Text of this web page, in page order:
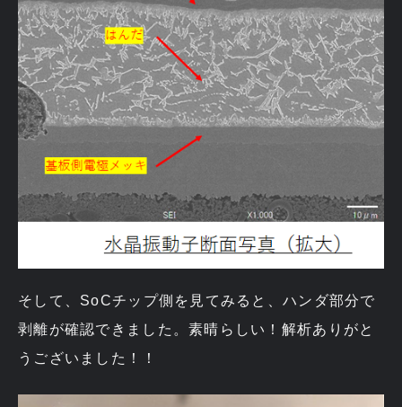
そして、SoCチップ側を見てみると、ハンダ部分で
剥離が確認できました。素晴らしい！解析ありがと
うございました！！